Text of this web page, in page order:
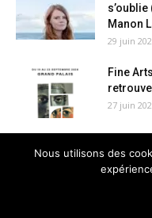
Manon
29 juin
Fine
27 juin
co-
Nous utilisons des